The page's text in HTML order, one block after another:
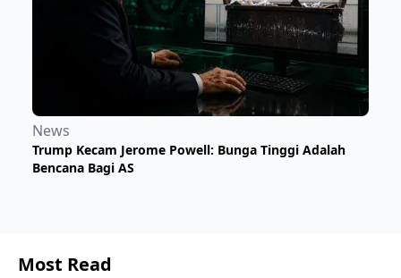
News
Trump Kecam Jerome Powell: Bunga Tinggi Adalah
Bencana Bagi AS
Most Read